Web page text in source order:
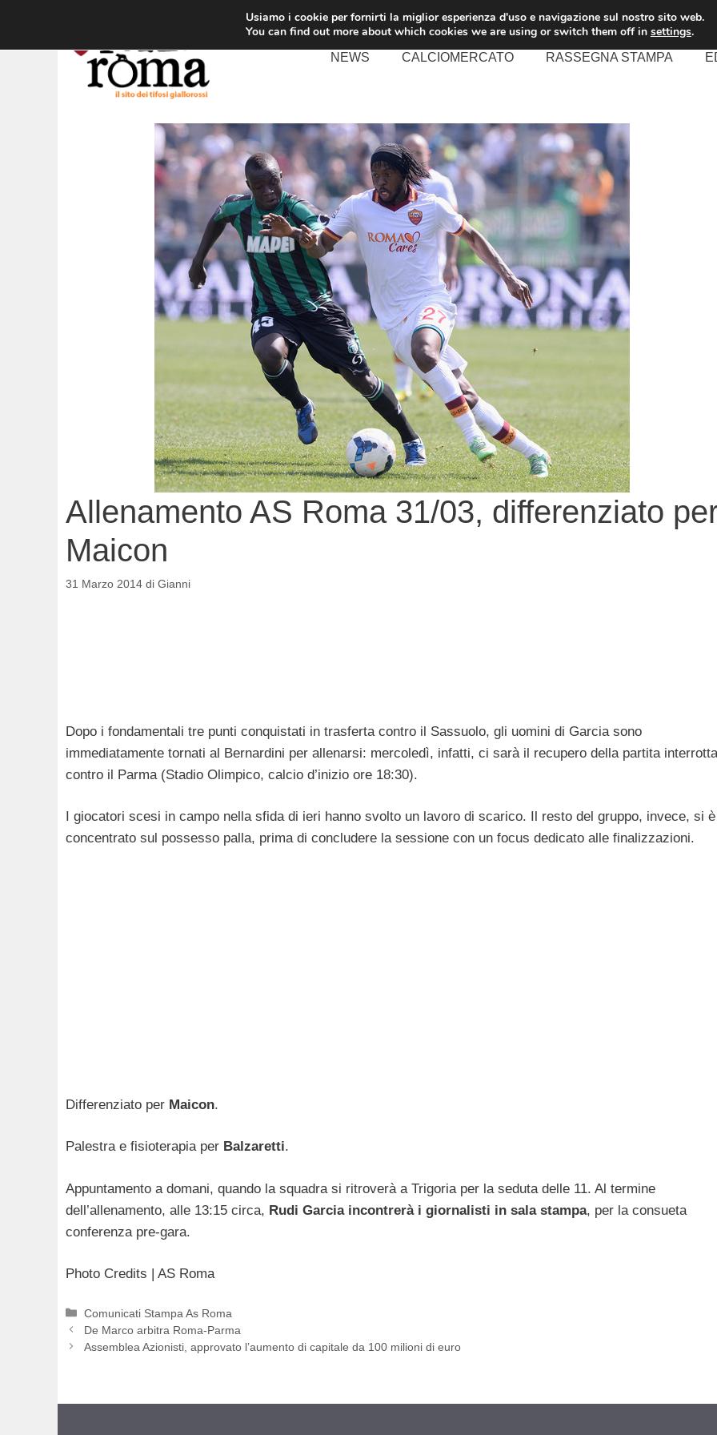
contenuto
NEWS CALCIOMERCATO RASSEGNA STAMPA
Allenamento AS Roma 31/03, differenziato
Maicon
31 Marzo 2014 di Gianni
Dopo i fondamentali tre punti conquistati in trasferta contro il Sassuolo, gli uomini di Garcia sono
immediatamente tornati al Bernardini per allenarsi: mercoledì, infatti, ci sarà il recupero della partita interrotta
contro il Parma (Stadio Olimpico, calcio d’inizio ore 18:30).
I giocatori scesi in campo nella sfida di ieri hanno svolto un lavoro di scarico. Il resto del gruppo, invece, si è
concentrato sul possesso palla, prima di concludere la sessione con un focus dedicato alle finalizzazioni.
Differenziato per Maicon.
Palestra e fisioterapia per Balzaretti.
Appuntamento a domani, quando la squadra si ritroverà a Trigoria per la seduta delle 11. Al termine
dell’allenamento, alle 13:15 circa, Rudi Garcia incontrerà i giornalisti in sala stampa, per la consueta
conferenza pre-gara.
Photo Credits | AS Roma
Categorie
Comunicati Stampa As Roma
De Marco arbitra Roma-Parma
Assemblea Azionisti, approvato l’aumento di capitale da 100 milioni di euro
Usiamo i cookie per fornirti la miglior esperienza d'uso e navigazione sul nostro sito web.
You can find out more about which cookies we are using or switch them off in settings.